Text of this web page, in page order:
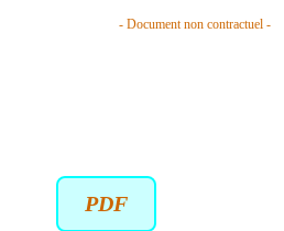
- Document non contractuel -
PDF